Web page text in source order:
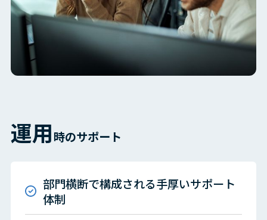
運用時のサポート
部門横断で構成される手厚いサポート
体制